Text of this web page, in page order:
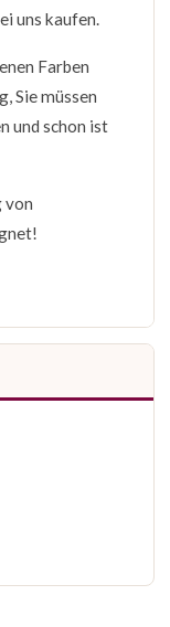
uns kaufen.
Farben
Sie müssen
und schon ist
von